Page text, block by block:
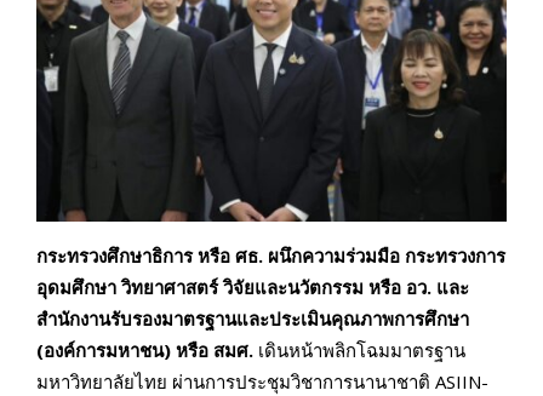
กระทรวงศึกษาธิการ หรือ ศธ. ผนึกความร่วมมือ กระทรวงการ
อุดมศึกษา วิทยาศาสตร์ วิจัยและนวัตกรรม หรือ อว. และ
สำนักงานรับรองมาตรฐานและประเมินคุณภาพการศึกษา
(องค์การมหาชน) หรือ สมศ. เดินหน้าพลิกโฉมมาตรฐาน
มหาวิทยาลัยไทย ผ่านการประชุมวิชาการนานาชาติ ASIIN-